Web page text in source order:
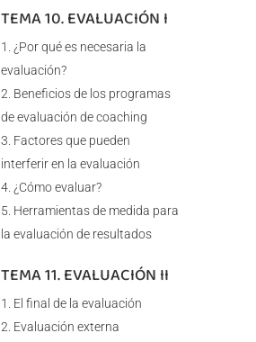
TEMA 10. EVALUACIÓN I
¿Por qué es necesaria la
evaluación?
Beneficios de los programas
de evaluación de coaching
Factores que pueden
interferir en la evaluación
¿Cómo evaluar?
Herramientas de medida para
la evaluación de resultados
TEMA 11. EVALUACIÓN II
El final de la evaluación
Evaluación externa